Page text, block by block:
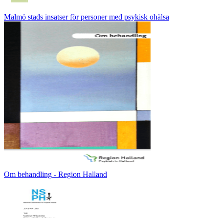
Malmö stads insatser för personer med psykisk ohälsa
Om behandling - Region Halland